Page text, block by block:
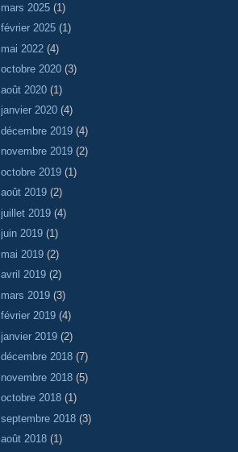
mars 2025 (1)
février 2025 (1)
mai 2022 (4)
octobre 2020 (3)
août 2020 (1)
janvier 2020 (4)
décembre 2019 (4)
novembre 2019 (2)
octobre 2019 (1)
août 2019 (2)
juillet 2019 (4)
juin 2019 (1)
mai 2019 (2)
avril 2019 (2)
mars 2019 (3)
février 2019 (4)
janvier 2019 (2)
décembre 2018 (7)
novembre 2018 (5)
octobre 2018 (1)
septembre 2018 (3)
août 2018 (1)